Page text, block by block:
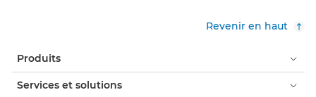
Revenir en haut
Produits
Services et solutions